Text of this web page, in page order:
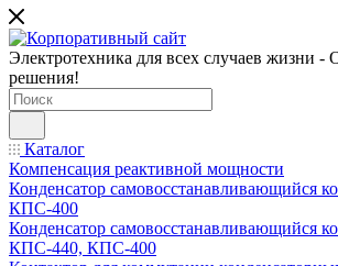
Электротехника для всех случаев жизни -
решения!
Каталог
Компенсация реактивной мощности
Конденсатор самовосстанавливающийся
КПС-400
Конденсатор самовосстанавливающийся
КПС-440, КПС-400